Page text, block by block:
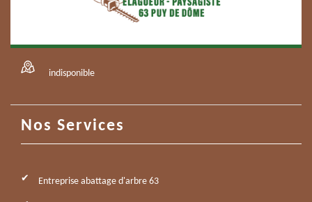
indisponible
Nos Services
Entreprise abattage d'arbre 63